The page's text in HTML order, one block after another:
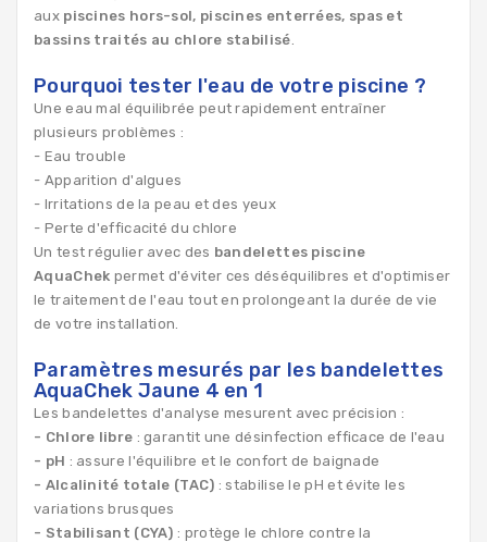
aux piscines hors-sol, piscines enterrées, spas et
bassins traités au chlore stabilisé.
Pourquoi tester l'eau de votre piscine ?
Une eau mal équilibrée peut rapidement entraîner
plusieurs problèmes :
- Eau trouble
- Apparition d'algues
- Irritations de la peau et des yeux
- Perte d'efficacité du chlore
Un test régulier avec des bandelettes piscine
AquaChek permet d'éviter ces déséquilibres et d'optimiser
le traitement de l'eau tout en prolongeant la durée de vie
de votre installation.
Paramètres mesurés par les bandelettes
AquaChek Jaune 4 en 1
Les bandelettes d'analyse mesurent avec précision :
- Chlore libre : garantit une désinfection efficace de l'eau
- pH : assure l'équilibre et le confort de baignade
- Alcalinité totale (TAC) : stabilise le pH et évite les
variations brusques
- Stabilisant (CYA) : protège le chlore contre la